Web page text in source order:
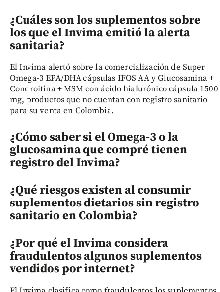
¿Cuáles son los suplementos sobre
los que el Invima emitió la alerta
sanitaria?
El Invima alertó sobre la comercialización de Super
Omega-3 EPA/DHA cápsulas IFOS AA y Glucosamina +
Condroitina + MSM con ácido hialurónico cápsula 1500
mg, productos que no cuentan con registro sanitario
para su venta en Colombia.
¿Cómo saber si el Omega-3 o la
glucosamina que compré tienen
registro del Invima?
¿Qué riesgos existen al consumir
suplementos dietarios sin registro
sanitario en Colombia?
¿Por qué el Invima considera
fraudulentos algunos suplementos
vendidos por internet?